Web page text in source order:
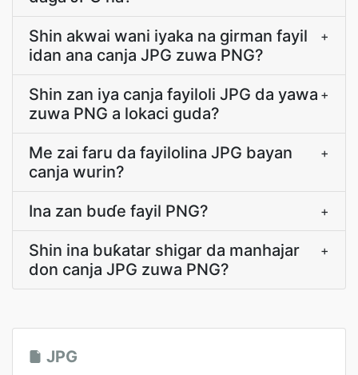
Shin akwai wani iyaka na girman fayil
idan ana canja JPG zuwa PNG?
+
Shin zan iya canja fayiloli JPG da yawa
zuwa PNG a lokaci guda?
+
Me zai faru da fayilolina JPG bayan
canja wurin?
+
Ina zan buɗe fayil PNG? +
Shin ina buƙatar shigar da manhajar
don canja JPG zuwa PNG?
+
JPG